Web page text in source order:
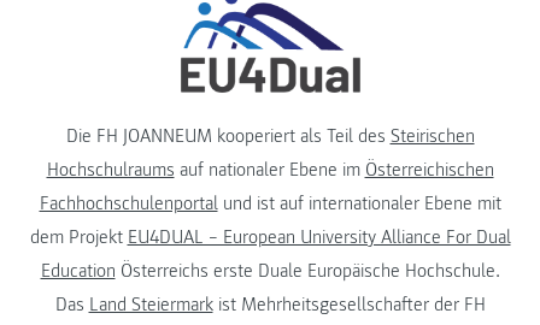
Die FH JOANNEUM kooperiert als Teil des Steirischen
Hochschulraums auf nationaler Ebene im Österreichischen
Fachhochschulenportalund ist auf internationaler Ebene mit
dem Projekt EU4DUAL – European University Alliance For Dual
Education Österreichs erste Duale Europäische Hochschule.
Das Land Steiermarkist Mehrheitsgesellschafter der FH